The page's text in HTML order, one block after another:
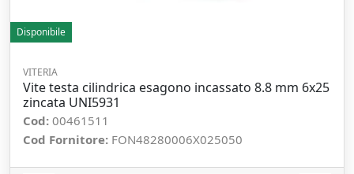
Disponibile
VITERIA
Vite testa cilindrica esagono incassato 8.8 mm 6x25
zincata UNI5931
Cod: 00461511
Cod Fornitore: FON48280006X025050